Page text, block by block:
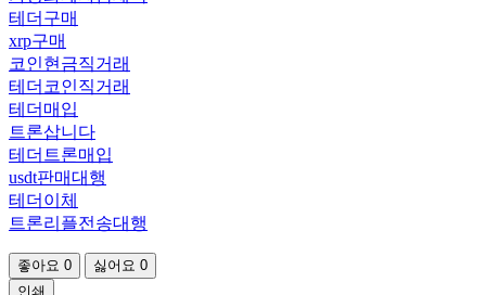
테더구매
xrp구매
코인현금직거래
테더코인직거래
테더매입
트론삽니다
테더트론매입
usdt판매대행
테더이체
트론리플전송대행
좋아요 0 싫어요 0
인쇄